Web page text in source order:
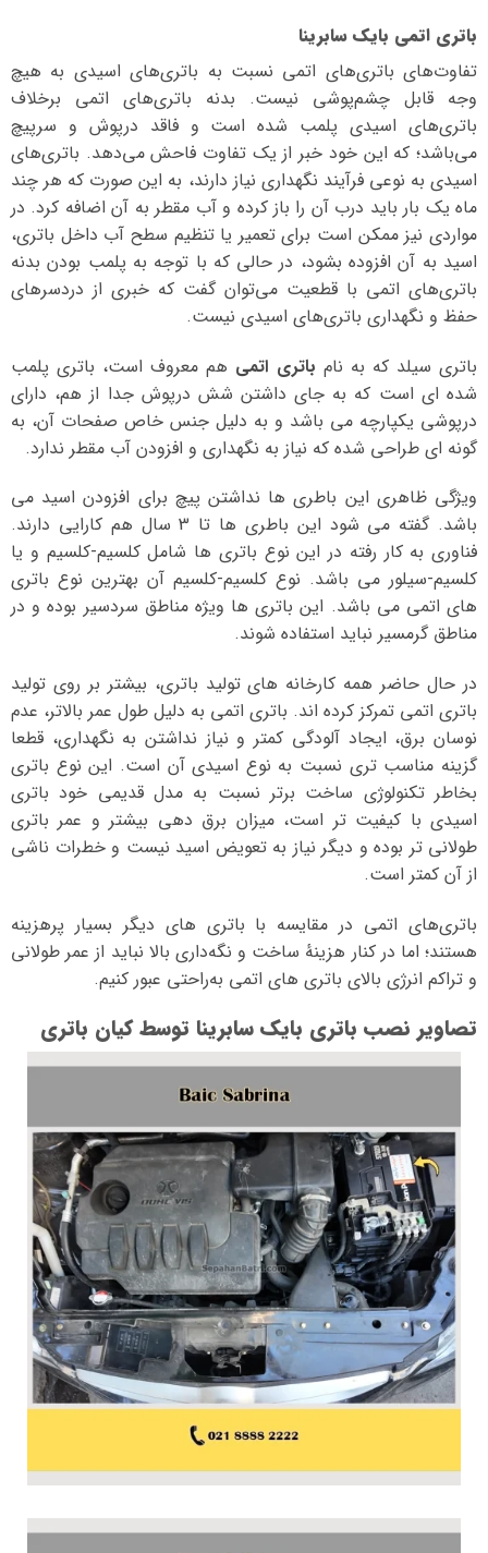
باتری اتمی بایک سابرینا
تفاوت‌های باتری‌های اتمی نسبت به باتری‌های اسیدی به هیچ
وجه قابل چشم‌پوشی نیست. بدنه باتری‌های اتمی برخلاف
باتری‌های اسیدی پلمب شده است و فاقد درپوش و سرپیچ
می‌باشد؛ که این خود خبر از یک تفاوت فاحش می‌دهد. باتری‌های
اسیدی به نوعی فرآیند نگهداری نیاز دارند، به این صورت که هر چند
ماه یک بار باید درب آن را باز کرده و آب مقطر به آن اضافه کرد. در
مواردی نیز ممکن است برای تعمیر یا تنظیم سطح آب داخل باتری،
اسید به آن افزوده بشود، در حالی که با توجه به پلمب بودن بدنه
باتری‌های اتمی با قطعیت می‌توان گفت که خبری از دردسرهای
حفظ و نگهداری باتری‌های اسیدی نیست.
باتری سیلد که به نام باتری اتمی هم معروف است، باتری پلمب
شده ای است که به جای داشتن شش درپوش جدا از هم، دارای
درپوشی یکپارچه می باشد و به دلیل جنس خاص صفحات آن، به
گونه ای طراحی شده که نیاز به نگهداری و افزودن آب مقطر ندارد.
ویژگی ظاهری این باطری ها نداشتن پیچ برای افزودن اسید می
باشد. گفته می شود این باطری ها تا 3 سال هم کارایی دارند.
فناوری به کار رفته در این نوع باتری ها شامل کلسیم-کلسیم و یا
کلسیم-سیلور می باشد. نوع کلسیم-کلسیم آن بهترین نوع باتری
های اتمی می باشد. این باتری ها ویژه مناطق سردسیر بوده و در
مناطق گرمسیر نباید استفاده شوند.
در حال حاضر همه کارخانه های تولید باتری، بیشتر بر روی تولید
باتری اتمی تمرکز کرده اند. باتری اتمی به دلیل طول عمر بالاتر، عدم
نوسان برق، ایجاد آلودگی کمتر و نیاز نداشتن به نگهداری، قطعا
گزینه مناسب تری نسبت به نوع اسیدی آن است. این نوع باتری
بخاطر تکنولوژی ساخت برتر نسبت به مدل قدیمی خود باتری
اسیدی با کیفیت تر است، میزان برق دهی بیشتر و عمر باتری
طولانی تر بوده و دیگر نیاز به تعویض اسید نیست و خطرات ناشی
از آن کمتر است.
باتری‌های اتمی در مقایسه با باتری‌ های دیگر بسیار پرهزینه
هستند؛ اما در کنار هزینهٔ ساخت و نگه‌داری بالا نباید از عمر طولانی
و تراکم انرژی بالای باتری‌ های اتمی به‌راحتی عبور کنیم.
تصاویر نصب باتری بایک سابرینا توسط کیان باتری